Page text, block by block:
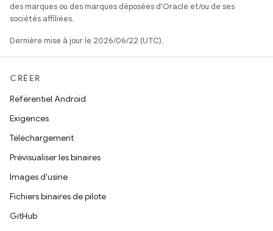
des marques ou des marques déposées d'Oracle et/ou de ses
sociétés affiliées.
Dernière mise à jour le 2026/06/22 (UTC).
CRÉER
Référentiel Android
Exigences
Téléchargement
Prévisualiser les binaires
Images d'usine
Fichiers binaires de pilote
GitHub